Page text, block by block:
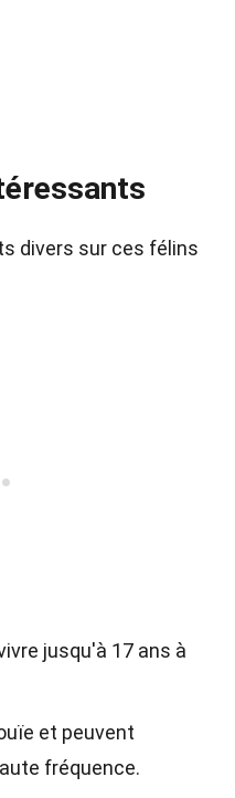
divers sur ces félins
jusqu'à 17 ans à
et peuvent
fréquence.